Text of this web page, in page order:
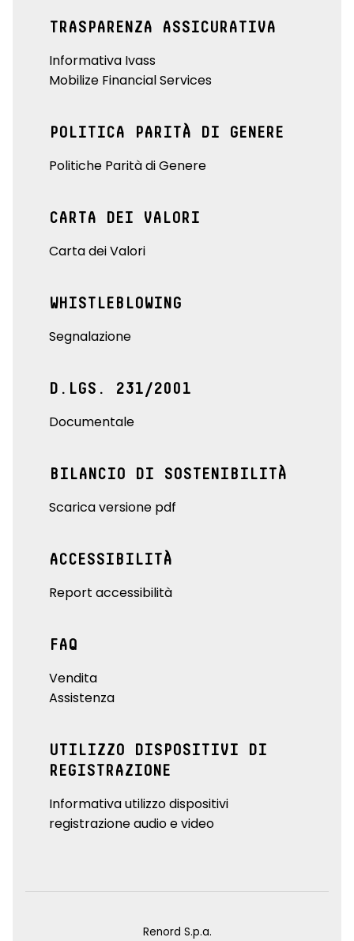
TRASPARENZA ASSICURATIVA
Informativa Ivass
Mobilize Financial Services
POLITICA PARITÀ DI GENERE
Politiche Parità di Genere
CARTA DEI VALORI
Carta dei Valori
WHISTLEBLOWING
Segnalazione
D.LGS. 231/2001
Documentale
BILANCIO DI SOSTENIBILITÀ
Scarica versione pdf
ACCESSIBILITÀ
Report accessibilità
FAQ
Vendita
Assistenza
UTILIZZO DISPOSITIVI DI
REGISTRAZIONE
Informativa utilizzo dispositivi
registrazione audio e video
Renord S.p.a.